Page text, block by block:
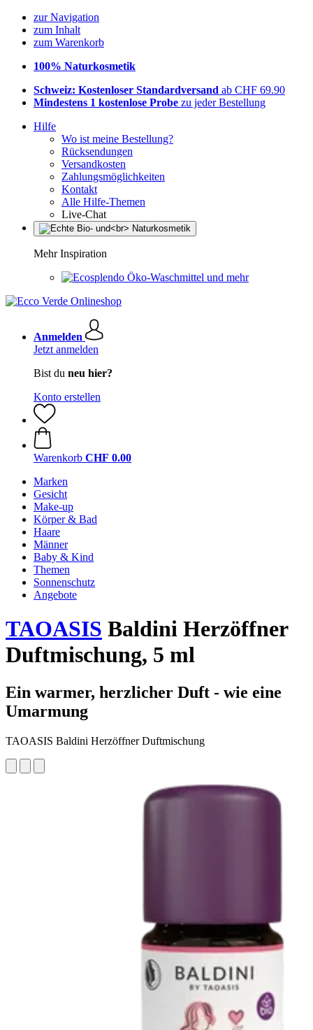
zur Navigation
zum Inhalt
zum Warenkorb
100% Naturkosmetik
Schweiz: Kostenloser Standardversand ab CHF 69.90
Mindestens 1 kostenlose Probe zu jeder Bestellung
Hilfe
Wo ist meine Bestellung?
Rücksendungen
Versandkosten
Zahlungsmöglichkeiten
Kontakt
Alle Hilfe-Themen
Live-Chat
Mehr Inspiration
Öko-Waschmittel und mehr
Anmelden
Jetzt anmelden
Bist du neu hier?
Konto erstellen
Warenkorb CHF 0.00
Marken
Gesicht
Make-up
Körper & Bad
Haare
Männer
Baby & Kind
Themen
Sonnenschutz
Angebote
TAOASIS Baldini Herzöffner
Duftmischung, 5 ml
Ein warmer, herzlicher Duft - wie eine
Umarmung
TAOASIS Baldini Herzöffner Duftmischung